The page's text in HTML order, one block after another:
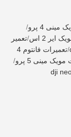
4 پرو
/
ایر 2 اس /تعمیر
/
تعمیرات فانتوم 4
مینی 5 پرو
/